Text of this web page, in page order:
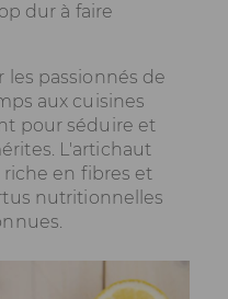
dur à faire
les passionnés de
aux cuisines
pour séduire et
L'artichaut
en fibres et
nutritionnelles